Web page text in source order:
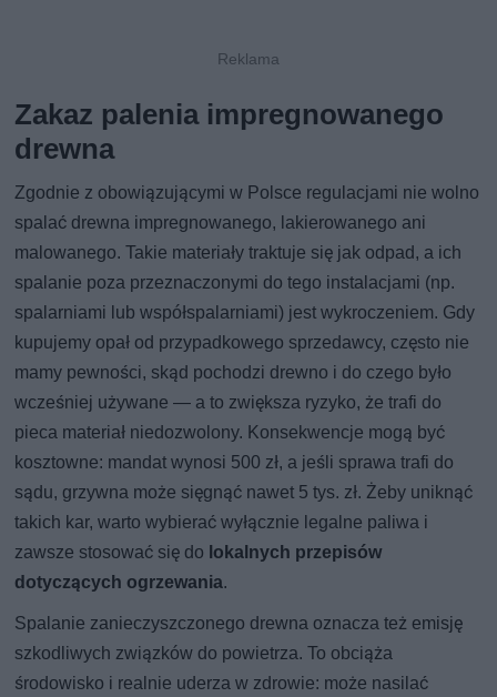
Zakaz palenia impregnowanego
drewna
Zgodnie z obowiązującymi w Polsce regulacjami nie wolno
spalać drewna impregnowanego, lakierowanego ani
malowanego. Takie materiały traktuje się jak odpad, a ich
spalanie poza przeznaczonymi do tego instalacjami (np.
spalarniami lub współspalarniami) jest wykroczeniem. Gdy
kupujemy opał od przypadkowego sprzedawcy, często nie
mamy pewności, skąd pochodzi drewno i do czego było
wcześniej używane — a to zwiększa ryzyko, że trafi do
pieca materiał niedozwolony. Konsekwencje mogą być
kosztowne: mandat wynosi 500 zł, a jeśli sprawa trafi do
sądu, grzywna może sięgnąć nawet 5 tys. zł. Żeby uniknąć
takich kar, warto wybierać wyłącznie legalne paliwa i
zawsze stosować się do lokalnych przepisów
dotyczących ogrzewania.
Spalanie zanieczyszczonego drewna oznacza też emisję
szkodliwych związków do powietrza. To obciąża
środowisko i realnie uderza w zdrowie: może nasilać